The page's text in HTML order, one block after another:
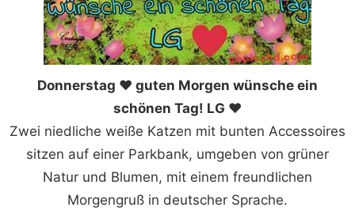
Donnerstag ❤️ guten Morgen wünsche ein
schönen Tag! LG ❤️
Zwei niedliche weiße Katzen mit bunten Accessoires
sitzen auf einer Parkbank, umgeben von grüner
Natur und Blumen, mit einem freundlichen
Morgengruß in deutscher Sprache.